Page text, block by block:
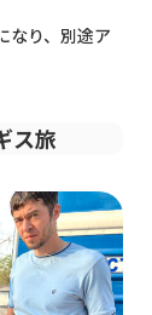
なり、別途ア
ス旅